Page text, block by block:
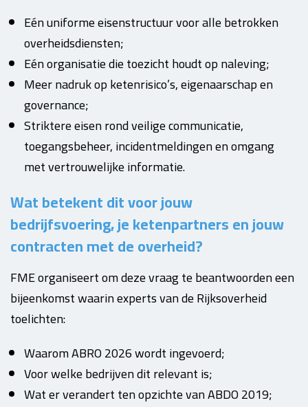
Eén uniforme eisenstructuur voor alle betrokken
overheidsdiensten;
Eén organisatie die toezicht houdt op naleving;
Meer nadruk op ketenrisico’s, eigenaarschap en
governance;
Striktere eisen rond veilige communicatie,
toegangsbeheer, incidentmeldingen en omgang
met vertrouwelijke informatie.
Wat betekent dit voor jouw
bedrijfsvoering, je ketenpartners en jouw
contracten met de overheid?
FME organiseert om deze vraag te beantwoorden een
bijeenkomst waarin experts van de Rijksoverheid
toelichten:
Waarom ABRO 2026 wordt ingevoerd;
Voor welke bedrijven dit relevant is;
Wat er verandert ten opzichte van ABDO 2019;